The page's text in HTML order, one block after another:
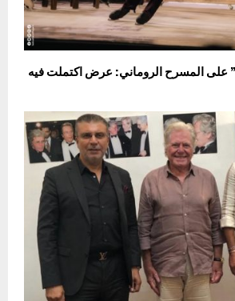
على المسرح الروماني: عرض اكتملت فيه